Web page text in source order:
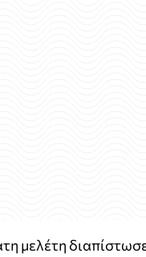
μελέτη διαπίστωσε